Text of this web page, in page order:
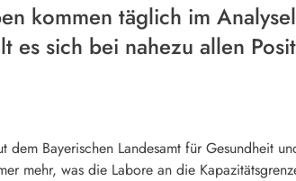
kommen täglich im
es sich bei nahezu allen
Bayerischen Landesamt für Gesundheit
mehr, was die Labore an die